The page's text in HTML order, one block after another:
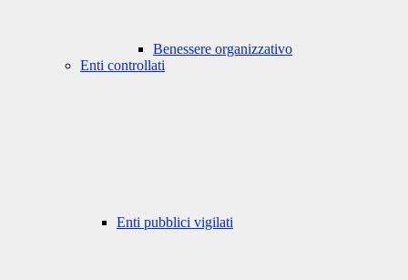
Benessere organizzativo
Enti controllati
Enti pubblici vigilati